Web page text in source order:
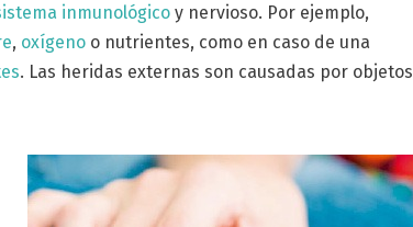
inmunológico y nervioso. Por ejemplo,
, oxígeno o nutrientes, como en caso de una
. Las heridas externas son causadas por objetos